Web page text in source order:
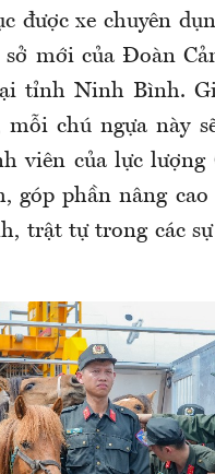
được xe chuyên
sở mới của Đoàn
tỉnh Ninh Bình.
chú ngựa này
viên của lực lượng
góp phần nâng cao
trật tự trong các